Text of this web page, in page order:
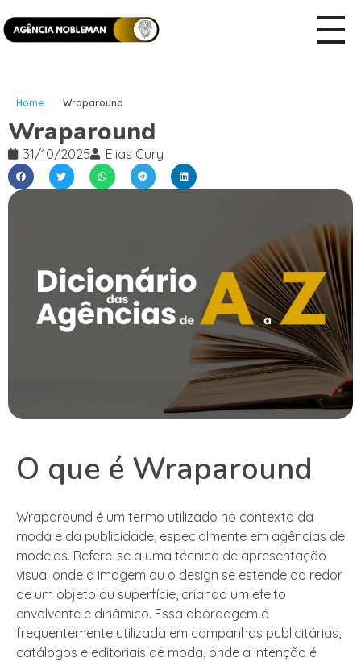
Home Wraparound
Wraparound
31/10/2025 Elias Cury
O que é Wraparound
Wraparound é um termo utilizado no contexto da
moda e da publicidade, especialmente em agências de
modelos. Refere-se a uma técnica de apresentação
visual onde a imagem ou o design se estende ao redor
de um objeto ou superfície, criando um efeito
envolvente e dinâmico. Essa abordagem é
frequentemente utilizada em campanhas publicitárias,
catálogos e editoriais de moda, onde a intenção é